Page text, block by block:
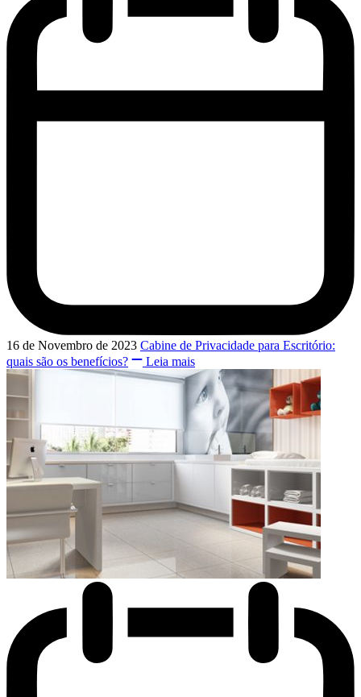
16 de Novembro de 2023 Cabine de Privacidade para Escritório:
quais são os benefícios?
Leia mais